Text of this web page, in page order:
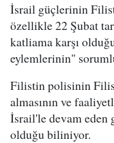
İsrail güçlerinin
özellikle 22 Şubat
katliama karşı
eylemlerinin"
Filistin polisinin
almasının ve
İsrail'le devam
olduğu biliniyor.